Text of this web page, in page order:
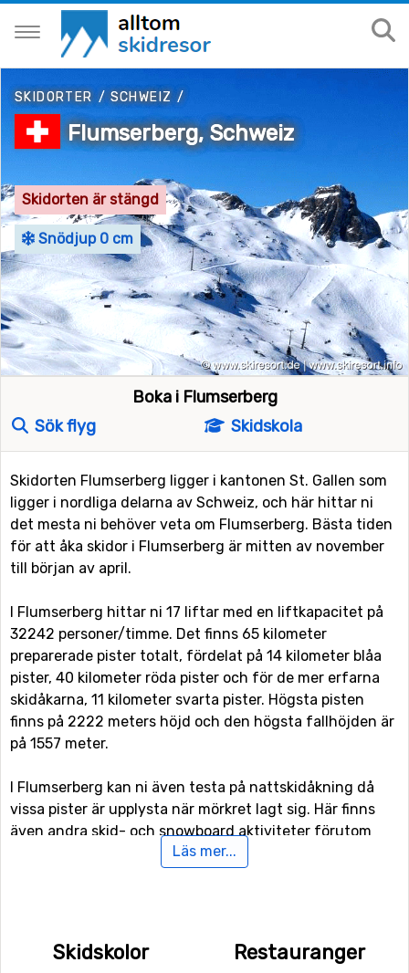
SKIDORTER / SCHWEIZ /
Flumserberg, Schweiz
Skidorten är stängd
Snödjup 0 cm
Boka i Flumserberg
Sök flyg
Skidskola
Skidorten Flumserberg ligger i kantonen St. Gallen som
ligger i nordliga delarna av Schweiz, och här hittar ni
det mesta ni behöver veta om Flumserberg. Bästa tiden
för att åka skidor i Flumserberg är mitten av november
till början av april.
I Flumserberg hittar ni 17 liftar med en liftkapacitet på
32242 personer/timme. Det finns 65 kilometer
preparerade pister totalt, fördelat på 14 kilometer blåa
pister, 40 kilometer röda pister och för de mer erfarna
skidåkarna, 11 kilometer svarta pister. Högsta pisten
finns på 2222 meters höjd och den högsta fallhöjden är
på 1557 meter.
I Flumserberg kan ni även testa på nattskidåkning då
vissa pister är upplysta när mörkret lagt sig. Här finns
även andra skid- och snowboard aktiviteter förutom
pisterna, för de mer vågade (och kanske mer erfarna)
finns det även 20 kilometer längdskidåkningsspår att
tillgå. För er som vill testa på något nytt (förmodligen)
Läs mer...
Skidskolor Restauranger